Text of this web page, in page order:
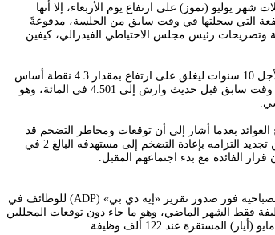
شهر يوليو (تموز) على ارتفاع يوم الأربعاء، إلا أنها
التي سجلتها في وقت سابق من الجلسة، مدفوعةً
وتصريحات رئيس مجلس الاحتياطي الفيدرالي، كيفين
وتراجع العائد على سندات الخزانة القياسية لأجل 10 سنوات ليغلق على ارتفاع بمقدار 4.3 نقطة أساس
عند 4.465 في المائة، بعد أن كان قد قفز في وقت سابق قبل حديث وارش إلى 4.501 في المائة، وهو
بعدما أشار إلى أن توقعات ومخاطر التضخم قد
انخفضت في الأسابيع الأخيرة، على الرغم من تجديد التزامه بإعادة التضخم إلى مستهدفه البالغ 2 في
الفائدة مع بدء اجتماعهم المقبل.
وكانت العوائد قد بدأت في تقليص مكاسبها الصباحية فور صدور تقرير «إيه دي بي» (ADP) للوظائف في
الذي أظهر إضافة 98 ألف وظيفة فقط الشهر الماضي، وهو ما جاء دون توقعات المحللين